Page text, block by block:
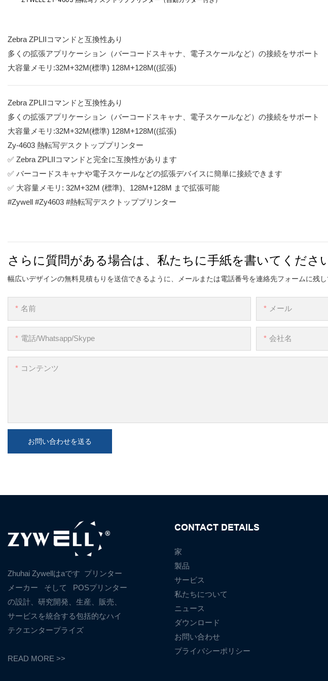
Zebra ZPLIIコマンドと互換性あり
多くの拡張アプリケーション（バーコードスキャナ、電子スケールなど）の接続をサポート
大容量メモリ:32M+32M(標準) 128M+128M((拡張)
Zebra ZPLIIコマンドと互換性あり
多くの拡張アプリケーション（バーコードスキャナ、電子スケールなど）の接続をサポート
大容量メモリ:32M+32M(標準) 128M+128M((拡張)
Zy-4603 熱転写デスクトッププリンター
✅ Zebra ZPLIIコマンドと完全に互換性があります
✅ バーコードスキャナや電子スケールなどの拡張デバイスに簡単に接続できます
✅ 大容量メモリ: 32M+32M (標準)、128M+128M まで拡張可能
#Zywell #Zy4603 #熱転写デスクトッププリンター
さらに質問がある場合は、私たちに手紙を書いてくださ
幅広いデザインの無料見積もりを送信できるように、メールまたは電話番号を連絡先フォームに残し
名前 メール
電話/whatsapp/skype 会社名
コンテンツ
お問い合わせを送る
Zhuhai Zywellはaです プリンター
メーカー
そして
POSプリンター
の設計、研究開発、生産、販売、
サービスを統合する包括的なハイ
テクエンタープライズ
READ MORE >>
CONTACT DETAILS
家
製品
サービス
私たちについて
ニュース
ダウンロード
お問い合わせ
プライバシーポリシー